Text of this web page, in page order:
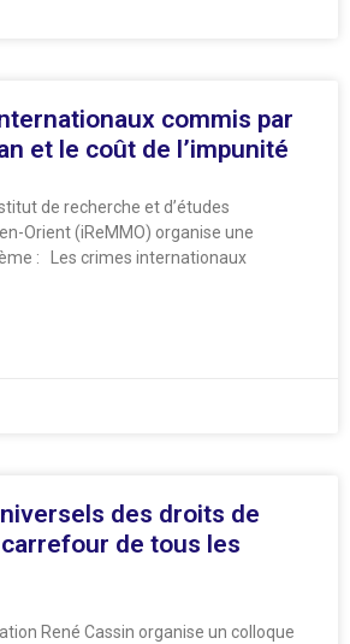
commis par
et le coût de l’impunité
de recherche et d’études
Orient (iReMMO) organise une
: Les crimes internationaux
des droits de
carrefour de tous les
René Cassin organise un colloque